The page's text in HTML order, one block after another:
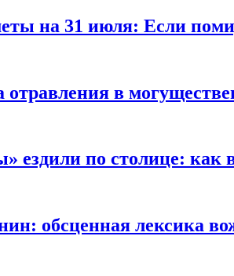
на 31 июля: Если
отравления в
ездили по столице: как
обсценная лексика